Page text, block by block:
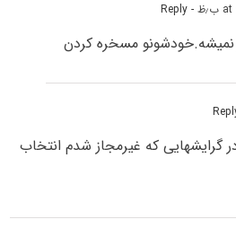
- Reply
نمیشه.خودشونو مسخره کردن
گرایشهایی که غیرمجاز شدم انتخاب